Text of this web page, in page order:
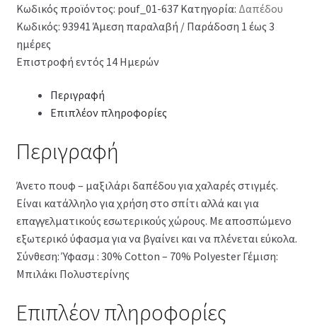
Κωδικός προϊόντος: pouf_01-637 Κατηγορία: Δαπέδου
Κωδικός: 93941 Άμεση παραλαβή / Παράδοση 1 έως 3
ημέρες
Επιστροφή εντός 14 Ημερών
Περιγραφή
Επιπλέον πληροφορίες
Περιγραφή
Άνετο πουφ – μαξιλάρι δαπέδου για χαλαρές στιγμές.
Είναι κατάλληλο για χρήση στο σπίτι αλλά και για
επαγγελματικούς εσωτερικούς χώρους. Με αποσπώμενο
εξωτερικό ύφασμα για να βγαίνει και να πλένεται εύκολα.
Σύνθεση: Ύφασμ : 30% Cotton – 70% Polyester Γέμιση:
Μπιλάκι Πολυστερίνης
Επιπλέον πληροφορίες